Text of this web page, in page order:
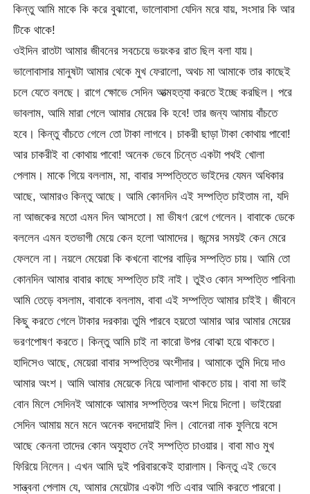
কিন্তু আমি মাকে কি করে বুঝাবো, ভালোবাসা যেদিন মরে যায়, সংসার কি আর
টিকে থাকে!
ওইদিন রাতটা আমার জীবনের সবচেয়ে ভয়ংকর রাত ছিল বলা যায়।
ভালোবাসার মানুষটা আমার থেকে মুখ ফেরালো, অথচ মা আমাকে তার কাছেই
চলে যেতে বলছে। রাগে ক্ষোভে সেদিন আত্মহত্যা করতে ইচ্ছে করছিল। পরে
ভাবলাম, আমি মারা গেলে আমার মেয়ের কি হবে! তার জন্য আমায় বাঁচতে
হবে। কিন্তু বাঁচতে গেলে তো টাকা লাগবে। চাকরী ছাড়া টাকা কোথায় পাবো!
আর চাকরীই বা কোথায় পাবো! অনেক ভেবে চিন্তে একটা পথই খোলা
পেলাম। মাকে গিয়ে বললাম, মা, বাবার সম্পত্তিতে ভাইদের যেমন অধিকার
আছে, আমারও কিন্তু আছে। আমি কোনদিন এই সম্পত্তি চাইতাম না, যদি
না আজকের মতো এমন দিন আসতো। মা ভীষণ রেগে গেলেন। বাবাকে ডেকে
বললেন এমন হতভাগী মেয়ে কেন হলো আমাদের। জন্মের সময়ই কেন মেরে
ফেললে না। নয়লে মেয়েরা কি কখনো বাপের বাড়ির সম্পত্তি চায়। আমি তো
কোনদিন আমার বাবার কাছে সম্পত্তি চাই নাই। তুইও কোন সম্পত্তি পাবিনা৷
আমি তেড়ে বসলাম, বাবাকে বললাম, বাবা এই সম্পত্তি আমার চাইই। জীবনে
কিছু করতে গেলে টাকার দরকার৷ তুমি পারবে হয়তো আমার আর আমার মেয়ের
ভরণপোষণ করতে। কিন্তু আমি চাই না কারো উপর বোঝা হয়ে থাকতে।
হাদিসেও আছে, মেয়েরা বাবার সম্পত্তির অংশীদার। আমাকে তুমি দিয়ে দাও
আমার অংশ। আমি আমার মেয়েকে নিয়ে আলাদা থাকতে চায়। বাবা মা ভাই
বোন মিলে সেদিনই আমাকে আমার সম্পত্তির অংশ দিয়ে দিলো। ভাইয়েরা
সেদিন আমায় মনে মনে অনেক বদদোয়াই দিল। বোনেরা নাক ফুলিয়ে বসে
আছে কেননা তাদের কোন অযুহাত নেই সম্পত্তি চাওয়ার। বাবা মাও মুখ
ফিরিয়ে নিলেন। এখন আমি দুই পরিবারকেই হারালাম। কিন্তু এই ভেবে
সান্ত্বনা পেলাম যে, আমার মেয়েটার একটা গতি এবার আমি করতে পারবো।